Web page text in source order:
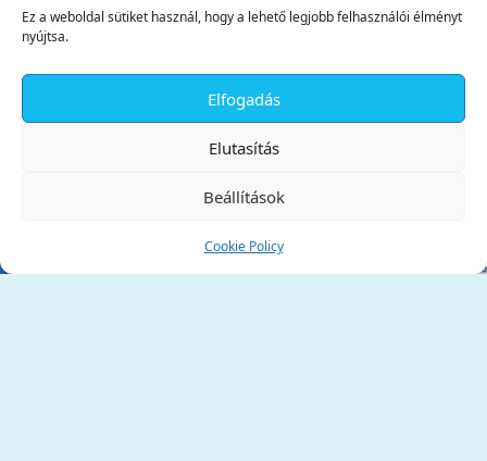
Ez a weboldal sütiket használ, hogy a lehető legjobb felhasználói élményt
nyújtsa.
Elfogadás
Elutasítás
Beállítások
Cookie Policy
Tata Város Önkormányzata
✕